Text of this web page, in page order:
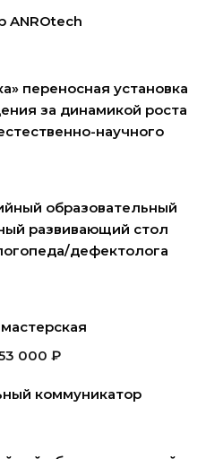
ANROtech
переносная установка
за динамикой роста
научного
образовательный
развивающий стол
дефектолога
000 ₽
коммуникатор